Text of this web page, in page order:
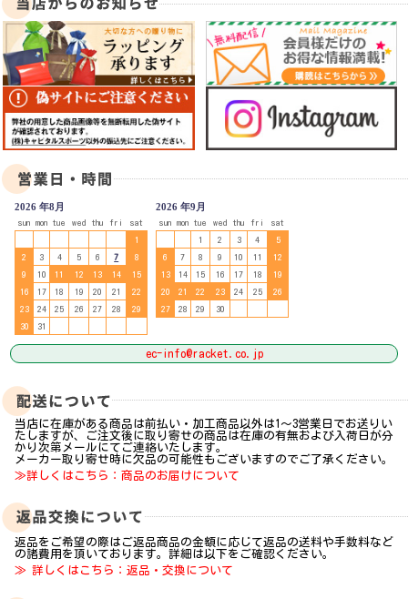
2026 年8月
sun mon tue wed thu fri
sat
1
2
3 4 5 6 7
8
9
10 11 12 13 14
15
16
17 18 19 20 21
22
23
24 25 26 27 28
29
30
31
2026 年9月
sun mon tue wed thu fri
sat
1
2 3 4
5
6
7 8 9 10 11
12
13
14 15 16 17 18
19
20
21 22 23 24 25
26
27
28 29 30
ec-info@racket.co.jp
当店に在庫がある商品は前払い・加工商品以外は1～3営業日でお送りい
たしますが、ご注文後に取り寄せの商品は在庫の有無および入荷日が分
かり次第メールにてご連絡いたします。
メーカー取り寄せ時に欠品の可能性もございますのでご了承ください。
≫詳しくはこちら：商品のお届けについて
返品をご希望の際はご返品商品の金額に応じて返品の送料や手数料など
の諸費用を頂いております。詳細は以下をご確認ください。
≫ 詳しくはこちら：返品・交換について